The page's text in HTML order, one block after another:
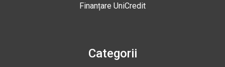
Finanțare UniCredit
Categorii